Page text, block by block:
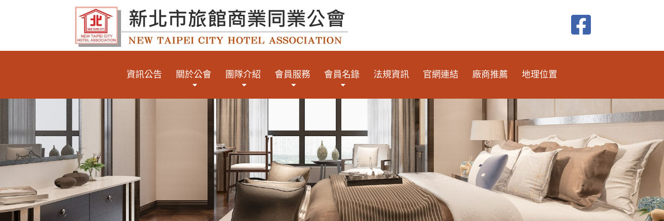
資訊公告 關於公會 團隊介紹 會員服務 會員名錄 法規資訊 官網連結 廠商推薦 地理位置